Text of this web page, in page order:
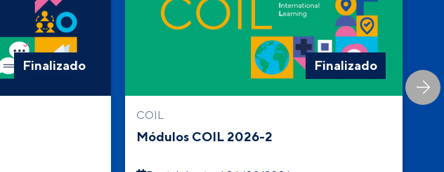
Finalizado Finalizado
COIL
Módulos COIL 2026-2